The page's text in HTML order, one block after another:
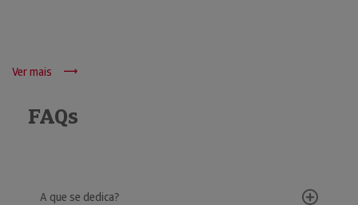
Ver mais
FAQs
A que se dedica?